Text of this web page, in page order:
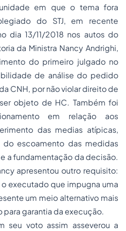
em que o tema fora
do STJ, em recente
dia 13/11/2018 nos autos do
da Ministra Nancy Andrighi,
do primeiro julgado no
de análise do pedido
CNH, por não violar direito de
objeto de HC. Também foi
em relação aos
das medias atípicas,
escoamento das medidas
a fundamentação da decisão.
apresentou outro requisito:
executado que impugna uma
um meio alternativo mais
para garantia da execução.
seu voto assim asseverou a